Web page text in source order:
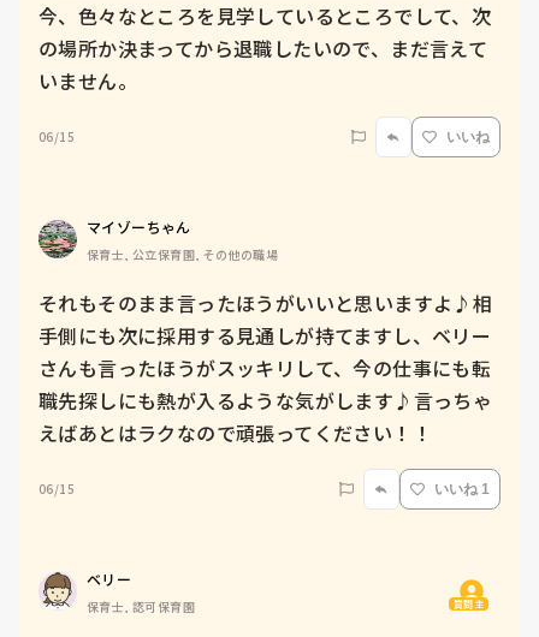
今、色々なところを見学しているところでして、次
の場所か決まってから退職したいので、まだ言えて
いません。
06/15 いいね
マイゾーちゃん
保育士, 公立保育園, その他の職場
それもそのまま言ったほうがいいと思いますよ♪相
手側にも次に採用する見通しが持てますし、ベリー
さんも言ったほうがスッキリして、今の仕事にも転
職先探しにも熱が入るような気がします♪言っちゃ
えばあとはラクなので頑張ってください！！
06/15 いいね 1
ベリー
保育士, 認可保育園 質問主